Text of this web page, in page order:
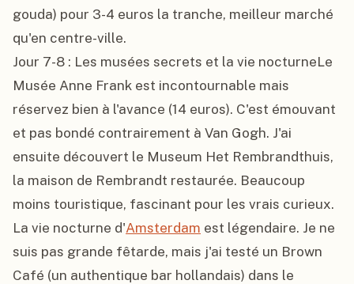
gouda) pour 3-4 euros la tranche, meilleur marché
qu'en centre-ville.
Jour 7-8 : Les musées secrets et la vie nocturneLe
Musée Anne Frank est incontournable mais
réservez bien à l'avance (14 euros). C'est émouvant
et pas bondé contrairement à Van Gogh. J'ai
ensuite découvert le Museum Het Rembrandthuis,
la maison de Rembrandt restaurée. Beaucoup
moins touristique, fascinant pour les vrais curieux.
La vie nocturne d'Amsterdam est légendaire. Je ne
suis pas grande fêtarde, mais j'ai testé un Brown
Café (un authentique bar hollandais) dans le